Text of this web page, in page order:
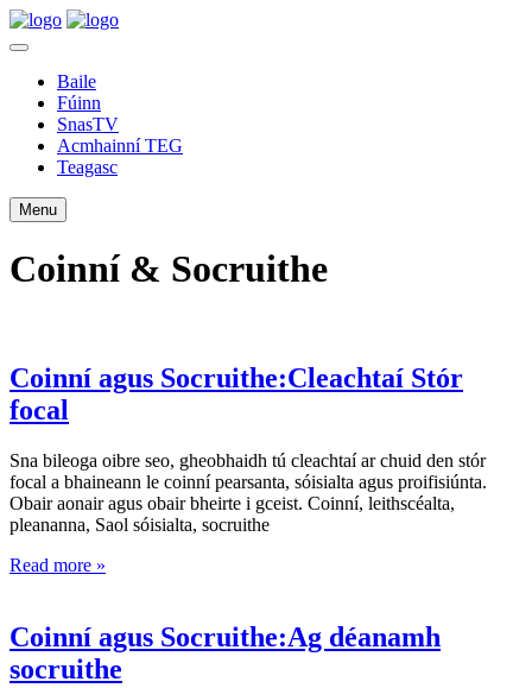
Baile
Fúinn
SnasTV
Acmhainní TEG
Teagasc
Menu
Coinní & Socruithe
Coinní agus Socruithe:Cleachtaí Stór
focal
Sna bileoga oibre seo, gheobhaidh tú cleachtaí ar chuid den stór
focal a bhaineann le coinní pearsanta, sóisialta agus proifisiúnta.
Obair aonair agus obair bheirte i gceist. Coinní, leithscéalta,
pleananna, Saol sóisialta, socruithe
Read more »
Coinní agus Socruithe:Ag déanamh
socruithe